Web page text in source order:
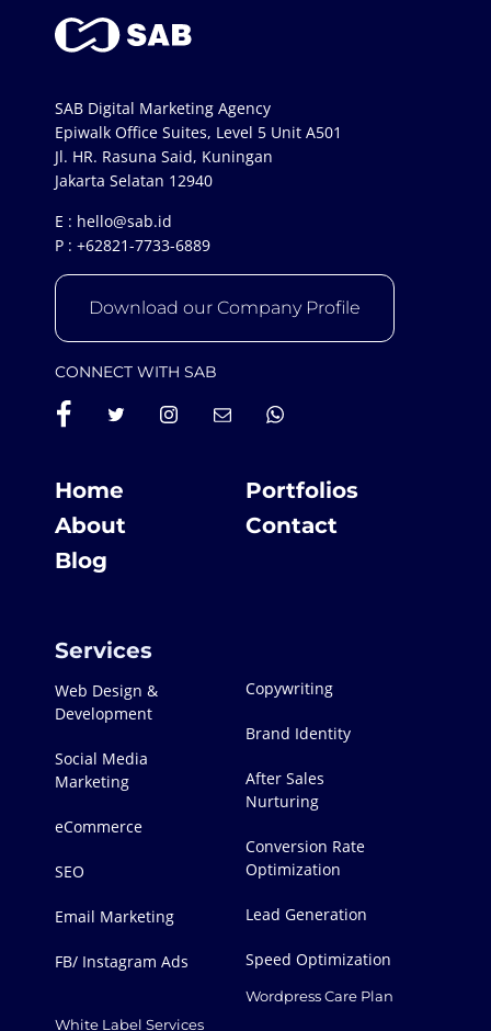
SAB Digital Marketing Agency
Epiwalk Office Suites, Level 5 Unit A501
Jl. HR. Rasuna Said, Kuningan
Jakarta Selatan 12940
E : hello@sab.id
P : +62821-7733-6889
Download our Company Profile
CONNECT WITH SAB
Home
Portfolios
About
Contact
Blog
Services
Web Design &
Development
Social Media
Marketing
eCommerce
SEO
Email Marketing
FB/ Instagram Ads
White Label Services
Copywriting
Brand Identity
After Sales
Nurturing
Conversion Rate
Optimization
Lead Generation
Speed Optimization
Wordpress Care Plan